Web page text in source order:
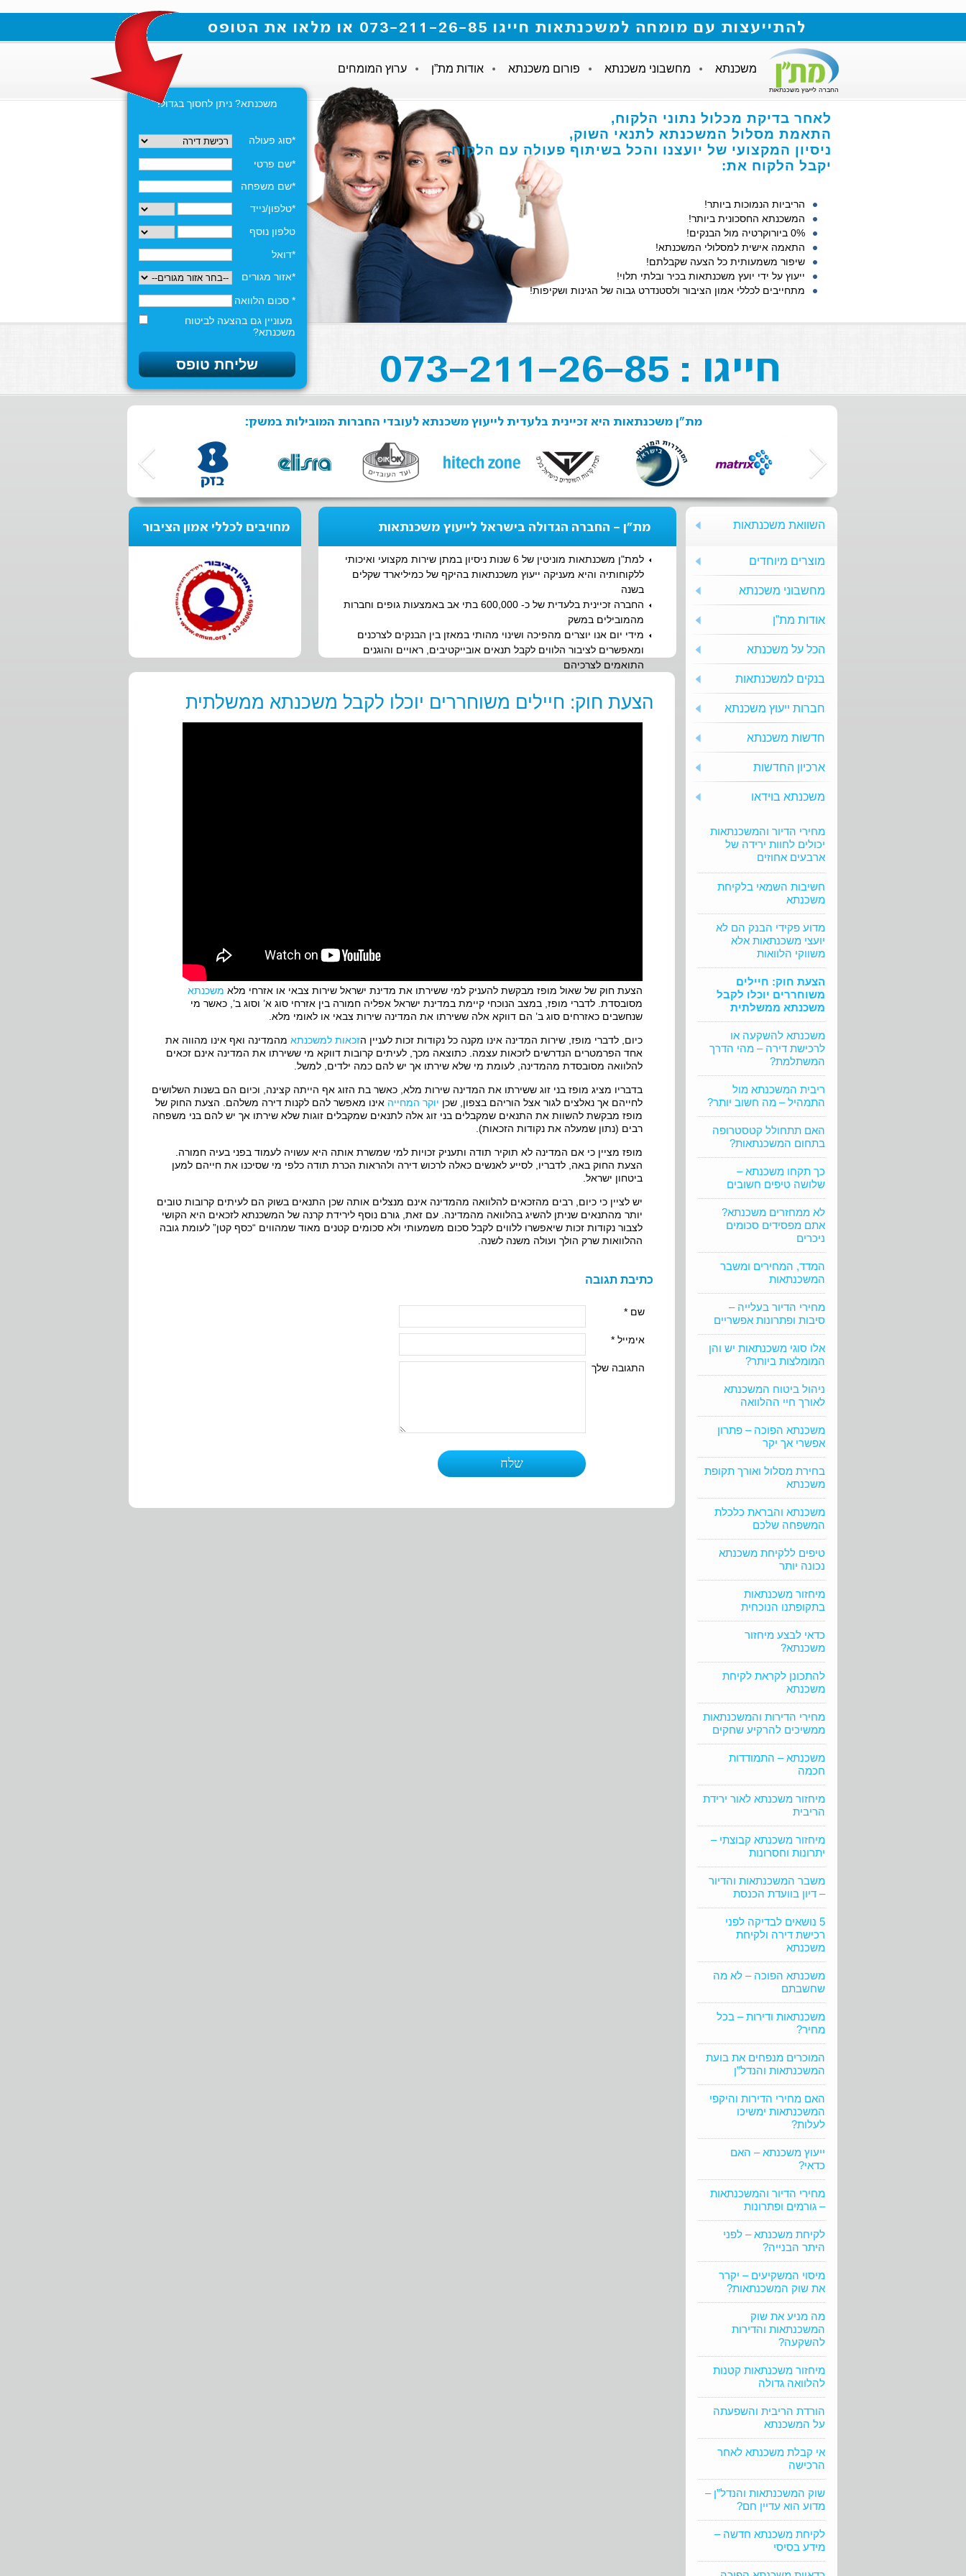
להתייעצות עם מומחה למשכנתאות חייגו 073-211-26-85 או מלאו את הטופס
החברה לייעוץ משכנתאות
משכנתא מחשבוני משכנתא פורום משכנתא אודות מת”ן ערוץ המומחים
משכנתא? ניתן לחסוך בגדול!
*סוג פעולה
*שם פרטי
*שם משפחה
*טלפון/נייד
טלפון נוסף
*דואל
*אזור מגורים
* סכום הלוואה
מעוניין גם בהצעה לביטוח
משכנתא?
לאחר בדיקת מכלול נתוני הלקוח,
התאמת מסלול המשכנתא לתנאי השוק,
ניסיון המקצועי של יועצנו והכל בשיתוף פעולה עם הלקוח,
יקבל הלקוח את:
הריביות הנמוכות ביותר!
המשכנתא החסכונית ביותר!
0% ביורוקרטיה מול הבנקים!
התאמה אישית למסלולי המשכנתא!
שיפור משמעותית כל הצעה שקבלתם!
ייעוץ על ידי יועץ משכנתאות בכיר ובלתי תלוי!
מתחייבים לכללי אמון הציבור ולסטנדרט גבוה של הגינות ושקיפות!
חייגו : 073-211-26-85
מת"ן משכנתאות היא זכיינית בלעדית לייעוץ משכנתא לעובדי החברות המובילות במשק:
השוואת משכנתאות
מוצרים מיוחדים
מחשבוני משכנתא
אודות מת”ן
הכל על משכנתא
בנקים למשכנתאות
חברות ייעוץ משכנתא
חדשות משכנתא
ארכיון החדשות
משכנתא בוידאו
מחירי הדיור והמשכנתאות
יכולים לחוות ירידה של
ארבעים אחוזים
חשיבות השמאי בלקיחת
משכנתא
מדוע פקידי הבנק הם לא
יועצי משכנתאות אלא
משווקי הלוואות
הצעת חוק: חיילים
משוחררים יוכלו לקבל
משכנתא ממשלתית
משכנתא להשקעה או
לרכישת דירה – מהי הדרך
המשתלמת?
ריבית המשכנתא מול
התמהיל – מה חשוב יותר?
האם תתחולל קטסטרופה
בתחום המשכנתאות?
כך תקחו משכנתא –
שלושה טיפים חשובים
לא ממחזרים משכנתא?
אתם מפסידים סכומים
ניכרים
המדד, המחירים ומשבר
המשכנתאות
מחירי הדיור בעלייה –
סיבות ופתרונות אפשריים
אלו סוגי משכנתאות יש והן
המומלצות ביותר?
ניהול ביטוח המשכנתא
לאורך חיי ההלוואה
משכנתא הפוכה – פתרון
אפשרי אך יקר
בחירת מסלול ואורך תקופת
משכנתא
משכנתא והבראת כלכלת
המשפחה שלכם
טיפים ללקיחת משכנתא
נכונה יותר
מיחזור משכנתאות
בתקופתנו הנוכחית
כדאי לבצע מיחזור
משכנתא?
להתכונן לקראת לקיחת
משכנתא
מחירי הדירות והמשכנתאות
ממשיכים להרקיע שחקים
משכנתא – התמודדות
חכמה
מיחזור משכנתא לאור ירידת
הריבית
מיחזור משכנתא קבוצתי –
יתרונות וחסרונות
משבר המשכנתאות והדיור
– דיון בוועדת הכנסת
5 נושאים לבדיקה לפני
רכישת דירה ולקיחת
משכנתא
משכנתא הפוכה – לא מה
שחשבתם
משכנתאות ודירות – בכל
מחיר?
המוכרים מנפחים את בועת
המשכנתאות והנדל”ן
האם מחירי הדירות והיקפי
המשכנתאות ימשיכו
לעלות?
ייעוץ משכנתא – האם
כדאי?
מחירי הדיור והמשכנתאות
– גורמים ופתרונות
לקיחת משכנתא – לפני
היתר הבנייה?
מיסוי המשקיעים – יקרר
את שוק המשכנתאות?
מה מניע את שוק
המשכנתאות והדירות
להשקעה?
מיחזור משכנתאות קטנות
להלוואה גדולה
הורדת הריבית והשפעתה
על המשכנתא
אי קבלת משכנתא לאחר
הרכישה
שוק המשכנתאות והנדל”ן –
מדוע הוא עדיין חם?
לקיחת משכנתא חדשה –
מידע בסיסי
מחויבים לכללי אמון הציבור מת"ן - החברה הגדולה בישראל לייעוץ משכנתאות
למת"ן משכנתאות מוניטין של 6 שנות ניסיון במתן שירות מקצועי ואיכותי
ללקוחותיה והיא מעניקה ייעוץ משכנתאות בהיקף של כמיליארד שקלים
בשנה
החברה זכיינית בלעדית של כ- 600,000 בתי אב באמצעות גופים וחברות
מהמובילים במשק
מידי יום אנו יוצרים מהפיכה ושינוי מהותי במאזן בין הבנקים לצרכנים
ומאפשרים לציבור הלווים לקבל תנאים אובייקטיבים, ראויים והוגנים
התואמים לצרכיהם
הצעת חוק: חיילים משוחררים יוכלו לקבל משכנתא ממשלתית
הצעת חוק של שאול מופז מבקשת להעניק למי ששירתו את מדינת ישראל שירות צבאי או אזרחי מלא משכנתא
מסובסדת. לדברי מופז, במצב הנוכחי קיימת במדינת ישראל אפליה חמורה בין אזרחי סוג א’ וסוג ב’, כאשר מי
שנחשבים כאזרחים סוג ב’ הם דווקא אלה ששירתו את המדינה שירות צבאי או לאומי מלא.
כיום, לדברי מופז, שירות המדינה אינו מקנה כל נקודות זכות לעניין הזכאות למשכנתא מהמדינה ואף אינו מהווה את
אחד הפרמטרים הנדרשים לזכאות עצמה. כתוצאה מכך, לעיתים קרובות דווקא מי ששירתו את המדינה אינם זכאים
להלוואה מסובסדת מהמדינה, לעומת מי שלא שירתו אך יש להם כמה ילדים, למשל.
בדבריו מציג מופז בני זוג ששירתו את המדינה שירות מלא, כאשר בת הזוג אף הייתה קצינה, וכיום הם בשנות השלושים
לחייהם אך נאלצים לגור אצל הוריהם בצפון, שכן יוקר המחייה אינו מאפשר להם לקנות דירה משלהם. הצעת החוק של
מופז מבקשת להשוות את התנאים שמקבלים בני זוג אלה לתנאים שמקבלים זוגות שלא שירתו אך יש להם בני משפחה
רבים (נתון שמעלה את נקודות הזכאות).
מופז מציין כי אם המדינה לא תוקיר תודה ותעניק זכויות למי שמשרת אותה היא עשויה לעמוד בפני בעיה חמורה.
הצעת החוק באה, לדבריו, לסייע לאנשים כאלה לרכוש דירה ולהראות הכרת תודה כלפי מי שסיכנו את חייהם למען
ביטחון ישראל.
יש לציין כי כיום, רבים מהזכאים להלוואה מהמדינה אינם מנצלים אותה שכן התנאים בשוק הם לעיתים קרובות טובים
יותר מהתנאים שניתן להשיג בהלוואה מהמדינה. עם זאת, גורם נוסף לירידת קרנה של המשכנתא לזכאים היא הקושי
לצבור נקודות זכות שיאפשרו ללווים לקבל סכום משמעותי ולא סכומים קטנים מאוד שמהווים “כסף קטן” לעומת גובה
ההלוואות שרק הולך ועולה משנה לשנה.
כתיבת תגובה
שם *
אימייל *
התגובה שלך